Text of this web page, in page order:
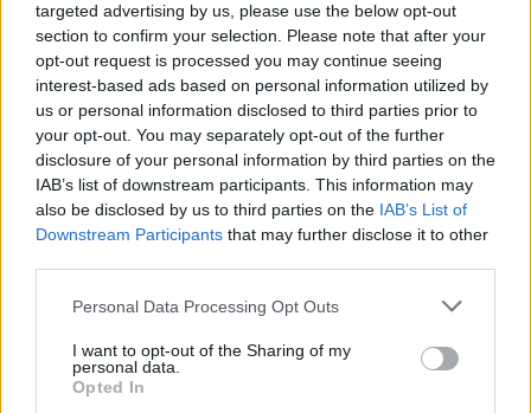
targeted advertising by us, please use the below opt-out
section to confirm your selection. Please note that after your
opt-out request is processed you may continue seeing
interest-based ads based on personal information utilized by
us or personal information disclosed to third parties prior to
your opt-out. You may separately opt-out of the further
disclosure of your personal information by third parties on the
IAB’s list of downstream participants. This information may
also be disclosed by us to third parties on the IAB’s List of
Downstream Participants that may further disclose it to other
Personal Data Processing Opt Outs
I want to opt-out of the Sharing of my
personal data.
Opted In
Ilpresidente Thohirè intenzionato a rinnovare,
ma pare orientato – al momento – adallungare
l’accordo di un solo anno.
Per ora manca
sintonia sulle cifre in ballo. Intanto il tycoon
strizza l’occhio ad un nuovo, eventuale, main
sponsor: tra le alternative
Garuda, compagnia
aerea indonesianagià legata al Liverpool, più
un’altra società di pneumatici.
Redazione Canale Inter